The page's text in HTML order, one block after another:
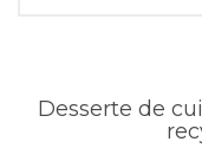
Desserte de